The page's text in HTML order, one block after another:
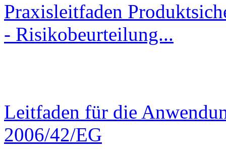
Praxisleitfaden
- Risikobeurteilung...
Leitfaden für die
2006/42/EG